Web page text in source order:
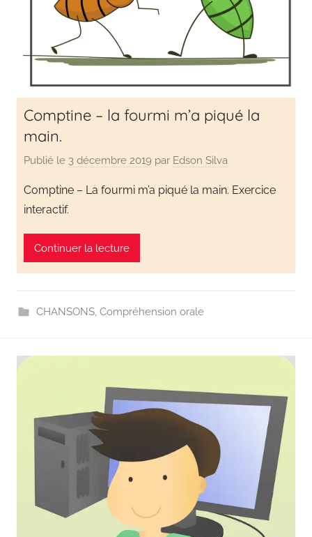
Comptine – la fourmi m’a piqué la
main.
Publié le 3 décembre 2019 par Edson Silva
Comptine – La fourmi m’a piqué la main. Exercice
interactif.
Continuer la lecture
CHANSONS, Compréhension orale